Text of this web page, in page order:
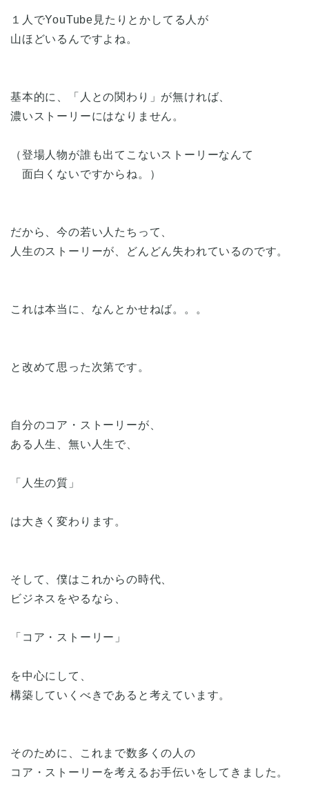
１人でYouTube見たりとかしてる人が
山ほどいるんですよね。
基本的に、「人との関わり」が無ければ、
濃いストーリーにはなりません。
（登場人物が誰も出てこないストーリーなんて
面白くないですからね。）
だから、今の若い人たちって、
人生のストーリーが、どんどん失われているのです。
これは本当に、なんとかせねば。。。
と改めて思った次第です。
自分のコア・ストーリーが、
ある人生、無い人生で、
「人生の質」
は大きく変わります。
そして、僕はこれからの時代、
ビジネスをやるなら、
「コア・ストーリー」
を中心にして、
構築していくべきであると考えています。
そのために、これまで数多くの人の
コア・ストーリーを考えるお手伝いをしてきました。